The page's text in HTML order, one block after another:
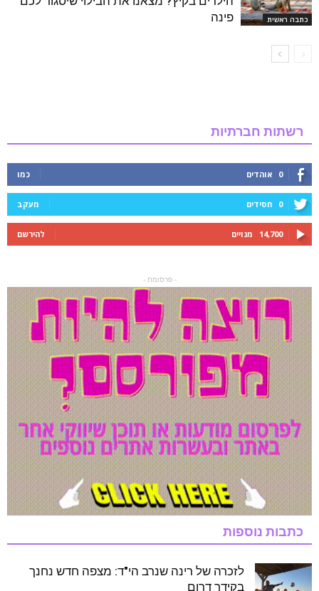
כתבה ראשית
פינה
רשתות חברתיות
0 אוהדים כמו
0 חסידים מעקב
14,700 מנויים להירשם
- פרסומת -
כתבות נוספות
לזכרה של רינה שנרב הי"ד: מצפה חדש נחנך
בקידר דרום